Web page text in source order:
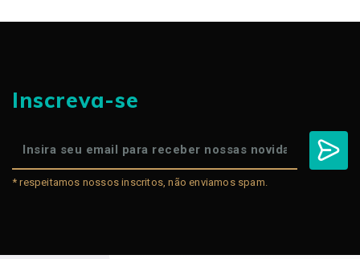
Inscreva-se
* respeitamos nossos inscritos, não enviamos spam.